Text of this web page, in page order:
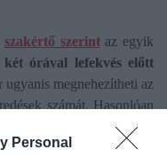
Personal
szakértő szerintaz egyik
órával lefekvés előtt
megnehezítheti az
számát. Hasonlóan
a fürdőkádból vagy
lehűlését, ezzel